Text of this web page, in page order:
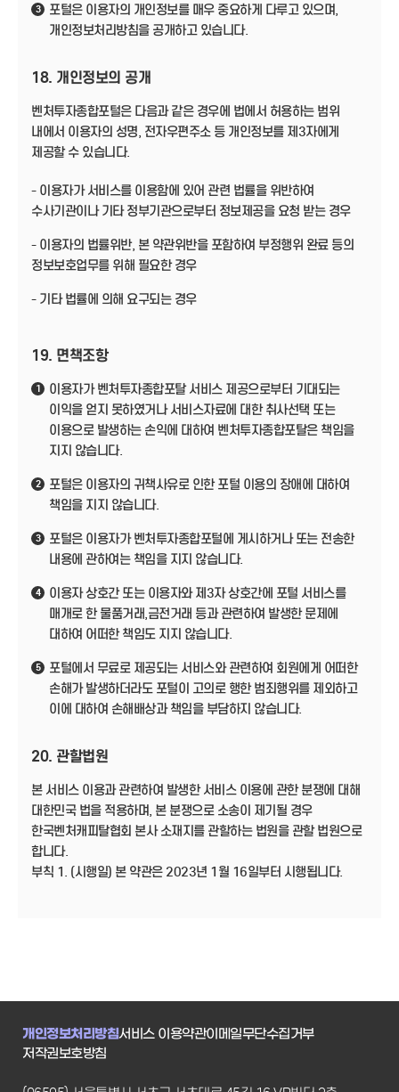
3
포털은 이용자의 개인정보를 매우 중요하게 다루고 있으며,
개인정보처리방침을 공개하고 있습니다.
18. 개인정보의 공개
벤처투자종합포털은 다음과 같은 경우에 법에서 허용하는 범위
내에서 이용자의 성명, 전자우편주소 등 개인정보를 제3자에게
제공할 수 있습니다.
- 이용자가 서비스를 이용함에 있어 관련 법률을 위반하여
수사기관이나 기타 정부기관으로부터 정보제공을 요청 받는 경우
- 이용자의 법률위반, 본 약관위반을 포함하여 부정행위 완료 등의
정보보호업무를 위해 필요한 경우
- 기타 법률에 의해 요구되는 경우
19. 면책조항
1
이용자가 벤처투자종합포탈 서비스 제공으로부터 기대되는
이익을 얻지 못하였거나 서비스자료에 대한 취사선택 또는
이용으로 발생하는 손익에 대하여 벤처투자종합포탈은 책임을
지지 않습니다.
2
포털은 이용자의 귀책사유로 인한 포털 이용의 장애에 대하여
책임을 지지 않습니다.
3
포털은 이용자가 벤처투자종합포털에 게시하거나 또는 전송한
내용에 관하여는 책임을 지지 않습니다.
4
이용자 상호간 또는 이용자와 제3자 상호간에 포털 서비스를
매개로 한 물품거래,금전거래 등과 관련하여 발생한 문제에
대하여 어떠한 책임도 지지 않습니다.
5
포털에서 무료로 제공되는 서비스와 관련하여 회원에게 어떠한
손해가 발생하더라도 포털이 고의로 행한 범죄행위를 제외하고
이에 대하여 손해배상과 책임을 부담하지 않습니다.
20. 관할법원
본 서비스 이용과 관련하여 발생한 서비스 이용에 관한 분쟁에 대해
대한민국 법을 적용하며, 본 분쟁으로 소송이 제기될 경우
한국벤처캐피탈협회 본사 소재지를 관할하는 법원을 관할 법원으로
합니다.
부칙 1. (시행일) 본 약관은 2023년 1월 16일부터 시행됩니다.
개인정보처리방침서비스 이용약관이메일무단수집거부
저작권보호방침